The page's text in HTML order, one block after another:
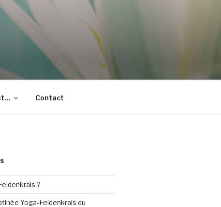
Contact
?
Yoga-Feldenkrais du